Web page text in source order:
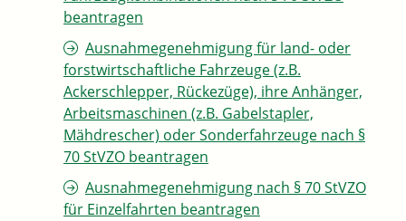
beantragen
Ausnahmegenehmigung für land- oder
forstwirtschaftliche Fahrzeuge (z.B.
Ackerschlepper, Rückezüge), ihre Anhänger,
Arbeitsmaschinen (z.B. Gabelstapler,
Mähdrescher) oder Sonderfahrzeuge nach §
70 StVZO beantragen
Ausnahmegenehmigung nach § 70 StVZO
für Einzelfahrten beantragen